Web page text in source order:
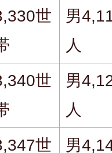
世
男
人
世
男
人
世
男